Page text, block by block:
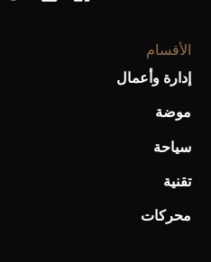
أحذية Mary Jane: ترف وأناقة للرجال
الأقسام
إدارة وأعمال
موضة
سياحة
تقنية
محركات